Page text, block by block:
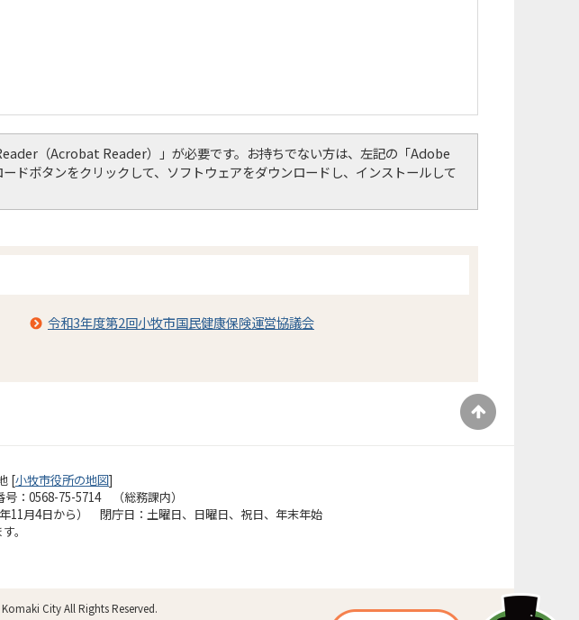
（Acrobat Reader）」が必要です。お持ちでない方は、左記の「Adobe
ドボタンをクリックして、ソフトウェアをダウンロードし、インストールして
令和3年度第2回小牧市国民健康保険運営協議会
[小牧市役所の地図]
：0568-75-5714 （総務課内）
11月4日から） 閉庁日：土曜日、日曜日、祝日、年末年始
。
City All Rights Reserved.